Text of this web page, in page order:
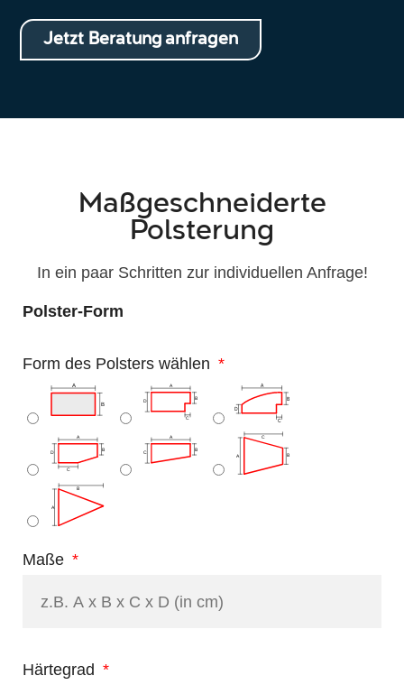
Jetzt Beratung anfragen
Maßgeschneiderte
Polsterung
In ein paar Schritten zur individuellen Anfrage!
Polster-Form
Form des Polsters wählen
Maße
Härtegrad